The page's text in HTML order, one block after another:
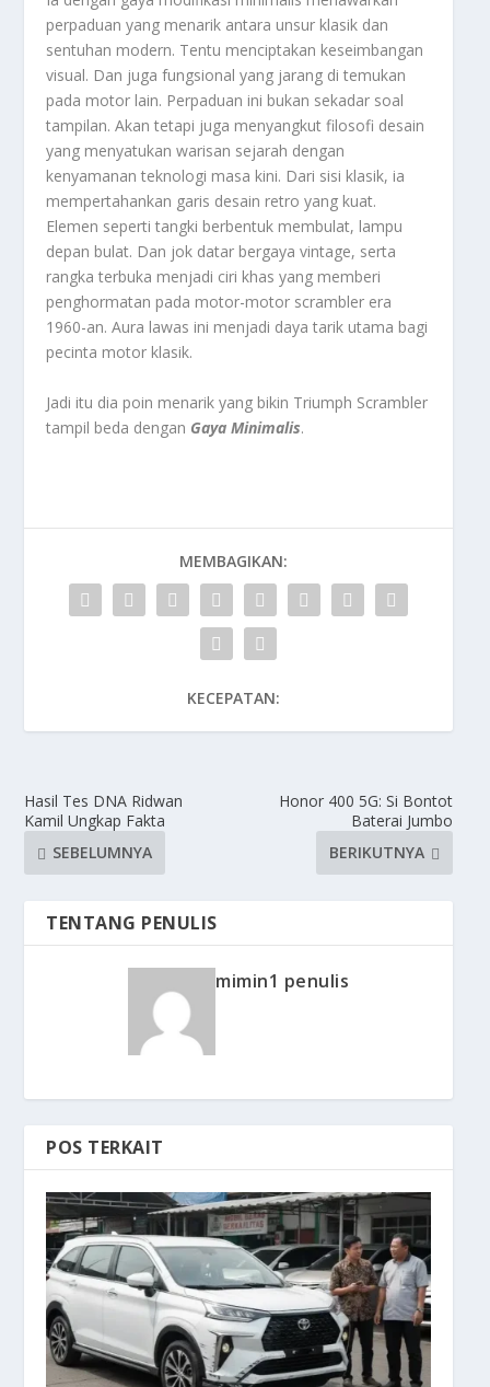
perpaduan yang menarik antara unsur klasik dan
sentuhan modern. Tentu menciptakan keseimbangan
visual. Dan juga fungsional yang jarang di temukan
pada motor lain. Perpaduan ini bukan sekadar soal
tampilan. Akan tetapi juga menyangkut filosofi desain
yang menyatukan warisan sejarah dengan
kenyamanan teknologi masa kini. Dari sisi klasik, ia
mempertahankan garis desain retro yang kuat.
Elemen seperti tangki berbentuk membulat, lampu
depan bulat. Dan jok datar bergaya vintage, serta
rangka terbuka menjadi ciri khas yang memberi
penghormatan pada motor-motor scrambler era
1960-an. Aura lawas ini menjadi daya tarik utama bagi
pecinta motor klasik.
Jadi itu dia poin menarik yang bikin Triumph Scrambler
tampil beda dengan Gaya Minimalis.
MEMBAGIKAN:
KECEPATAN:
Hasil Tes DNA Ridwan
Kamil Ungkap Fakta
SEBELUMNYA
Honor 400 5G: Si Bontot
Baterai Jumbo
BERIKUTNYA
TENTANG PENULIS
mimin1 penulis
POS TERKAIT